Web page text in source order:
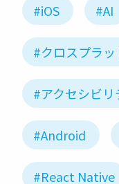
#iOS #AI
#クロスプラ
#アクセシビリ
#Android
#React Native